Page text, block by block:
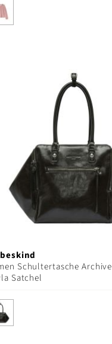
Schultertasche Archive
Satchel